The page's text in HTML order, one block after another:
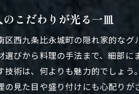
のこだわりが光る一皿
区西九条比永城町の隠れ家的な
選びから料理の手法まで、細部
技術は、何よりも魅力的でしょ
の見た目や盛り付けにも心配り